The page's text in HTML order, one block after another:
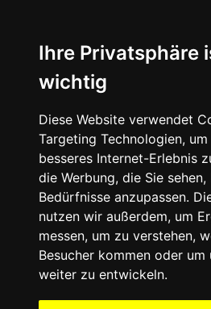
Ihre Privatsphäre
wichtig
Diese Website verwendet
Targeting Technologien, um
besseres Internet-Erlebnis
die Werbung, die Sie
Bedürfnisse anzupassen.
nutzen wir außerdem, um
messen, um zu verstehen,
Besucher kommen oder um
weiter zu entwickeln.